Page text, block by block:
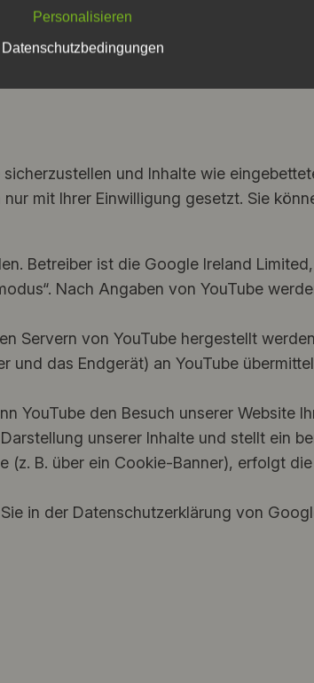
auf Grundlage Ihrer
und Inhalte wie
mit Ihrer Einwilligung gesetzt. Sie
Betreiber ist die Google Ireland
Nach Angaben von YouTube
Servern von YouTube hergestellt
das Endgerät) an YouTube
YouTube den Besuch unserer Website
unserer Inhalte und stellt ein
B. über ein Cookie-Banner), erfolgt
in der Datenschutzerklärung von
Personalisieren
Datenschutzbedingungen